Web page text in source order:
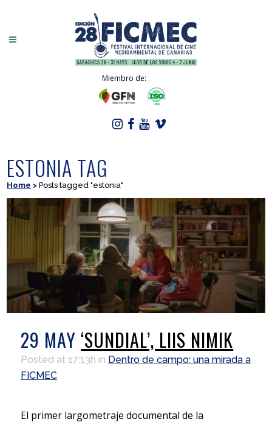
Miembro de:
ESTONIA TAG
Home >Posts tagged "estonia"
29 MAY ‘SUNDIAL’, LIIS NIMIK
Posted at 17:13h in Dentro de campo: una mirada a
FICMEC
El primer largometraje documental de la